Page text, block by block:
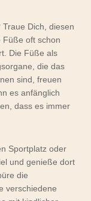
Dich, diesen
Füße oft schon
Die Füße als
die das
sind, freuen
es anfänglich
dass es immer
Sportplatz oder
und genieße dort
die
verschiedene